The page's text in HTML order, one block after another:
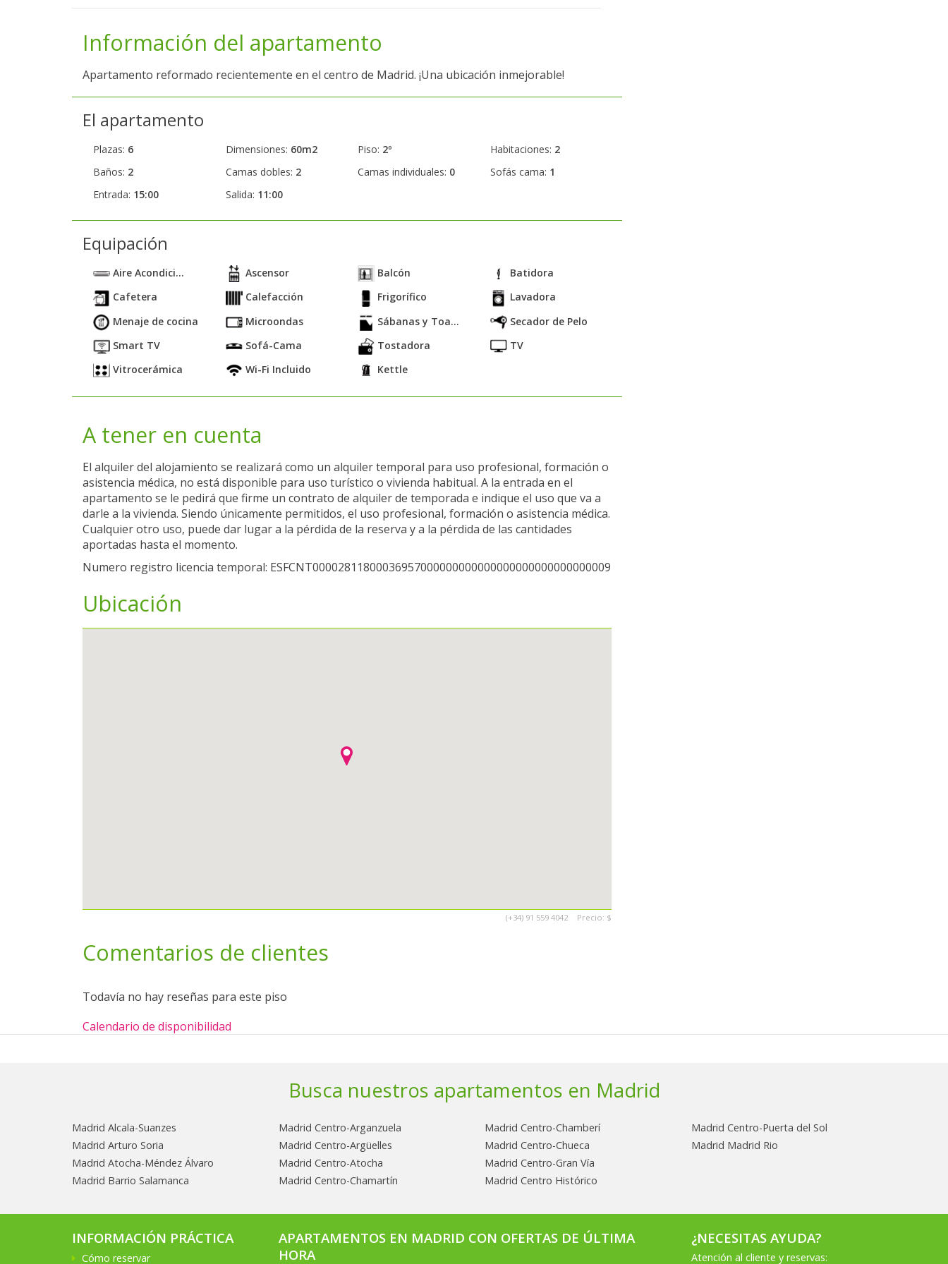
Información del apartamento
Apartamento reformado recientemente en el centro de Madrid. ¡Una ubicación inmejorable!
El apartamento
Plazas: 6 Dimensiones: 60m2 Piso: 2º Habitaciones: 2
Baños: 2 Camas dobles: 2 Camas individuales: 0 Sofás cama: 1
Entrada: 15:00 Salida: 11:00
Equipación
Aire Acondici... Ascensor Balcón
Batidora
Cafetera
Calefacción Frigorífico
Lavadora
Menaje de cocina
Microondas Sábanas y Toa...
Secador de Pelo
Smart TV
Sofá-Cama Tostadora
TV
Vitrocerámica
Wi-Fi Incluido Kettle
A tener en cuenta
El alquiler del alojamiento se realizará como un alquiler temporal para uso profesional, formación o
asistencia médica, no está disponible para uso turístico o vivienda habitual. A la entrada en el
apartamento se le pedirá que firme un contrato de alquiler de temporada e indique el uso que va a
darle a la vivienda. Siendo únicamente permitidos, el uso profesional, formación o asistencia médica.
Cualquier otro uso, puede dar lugar a la pérdida de la reserva y a la pérdida de las cantidades
aportadas hasta el momento.
Numero registro licencia temporal: ESFCNT00002811800036957000000000000000000000000000009
Ubicación
(+34) 91 559 4042 Precio: $
Comentarios de clientes
Todavía no hay reseñas para este piso
Calendario de disponibilidad
Busca nuestros apartamentos en Madrid
Madrid Alcala-Suanzes
Madrid Arturo Soria
Madrid Atocha-Méndez Álvaro
Madrid Barrio Salamanca
Madrid Centro-Arganzuela
Madrid Centro-Argüelles
Madrid Centro-Atocha
Madrid Centro-Chamartín
Madrid Centro-Chamberí
Madrid Centro-Chueca
Madrid Centro-Gran Vía
Madrid Centro Histórico
Madrid Centro-Puerta del Sol
Madrid Madrid Rio
INFORMACIÓN PRÁCTICA
Cómo reservar
APARTAMENTOS EN MADRID CON OFERTAS DE ÚLTIMA
HORA
¿NECESITAS AYUDA?
Atención al cliente y reservas: